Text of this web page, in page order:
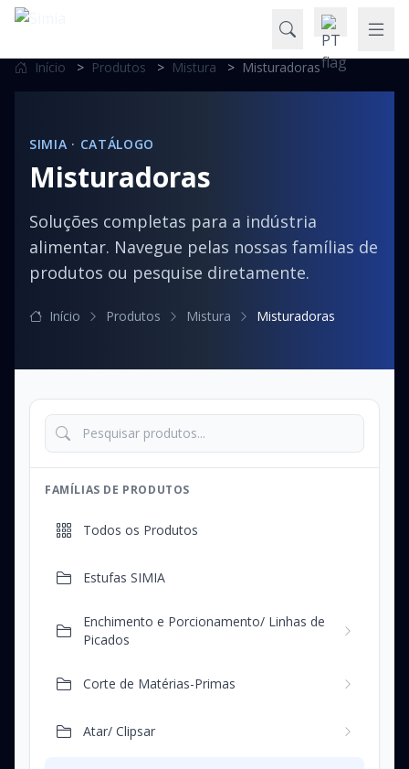
Início > Produtos > Mistura > Misturadoras
SIMIA · CATÁLOGO
Misturadoras
Soluções completas para a indústria
alimentar. Navegue pelas nossas famílias de
produtos ou pesquise diretamente.
Início Produtos Mistura Misturadoras
FAMÍLIAS DE PRODUTOS
Todos os Produtos
Estufas SIMIA
Enchimento e Porcionamento/ Linhas de
Picados
Corte de Matérias-Primas
Atar/ Clipsar